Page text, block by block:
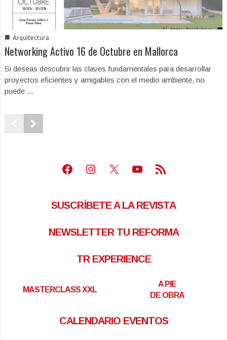
■ Arquitectura
Networking Activo 16 de Octubre en Mallorca
Si deseas descubrir las claves fundamentales para desarrollar
proyectos eficientes y amigables con el medio ambiente, no
puede ...
Facebook
Instagram
X Youtube
Feed RSS
SUSCRÍBETE A LA REVISTA
NEWSLETTER TU REFORMA
TR EXPERIENCE
MASTERCLASS XXL
A PIE
DE OBRA
CALENDARIO EVENTOS